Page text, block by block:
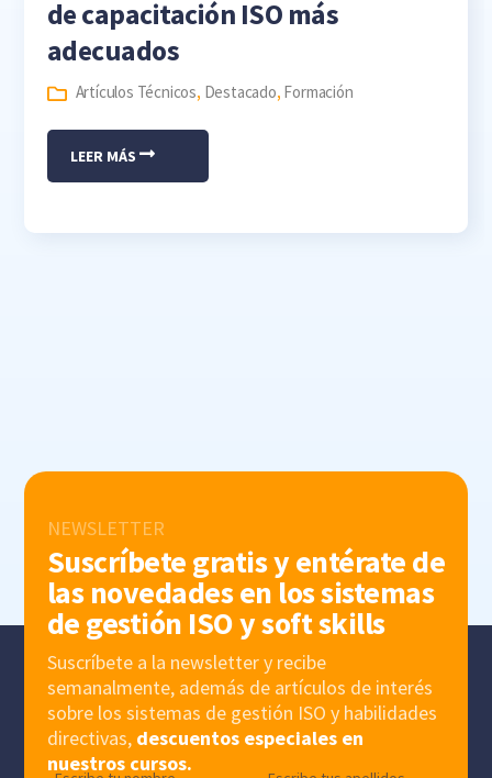
de capacitación ISO más
adecuados
Artículos Técnicos, Destacado, Formación
LEER MÁS
NEWSLETTER
Suscríbete gratis y entérate de
las novedades en los sistemas
de gestión ISO y soft skills
Suscríbete a la newsletter y recibe
semanalmente, además de artículos de interés
sobre los sistemas de gestión ISO y habilidades
directivas, descuentos especiales en
nuestros cursos.